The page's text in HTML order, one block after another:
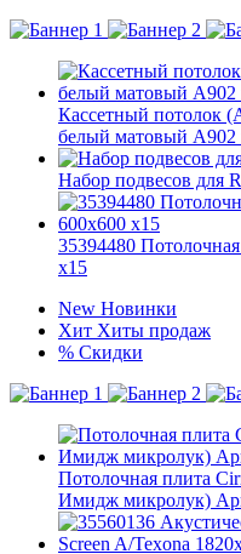
Кассетный потолок
белый матовый А902
Набор подвесов для
35394480
x15
New Новинки
Хит Хиты продаж
% Скидки
Потолочная плита
Имидж микролук)